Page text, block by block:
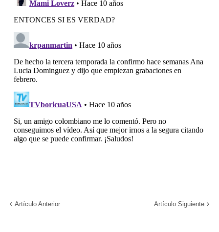
Artículo Anterior Artículo Siguiente